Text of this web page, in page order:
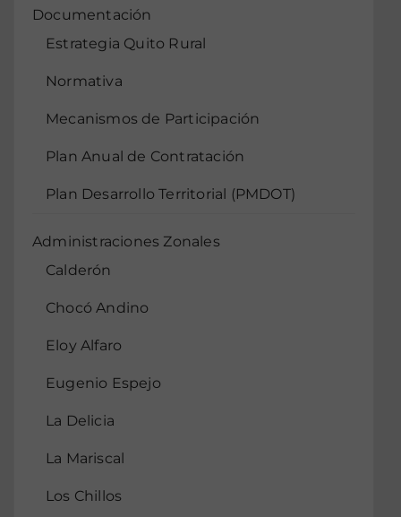
Documentación
Estrategia Quito Rural
Normativa
Mecanismos de Participación
Plan Anual de Contratación
Plan Desarrollo Territorial (PMDOT)
Administraciones Zonales
Calderón
Chocó Andino
Eloy Alfaro
Eugenio Espejo
La Delicia
La Mariscal
Los Chillos